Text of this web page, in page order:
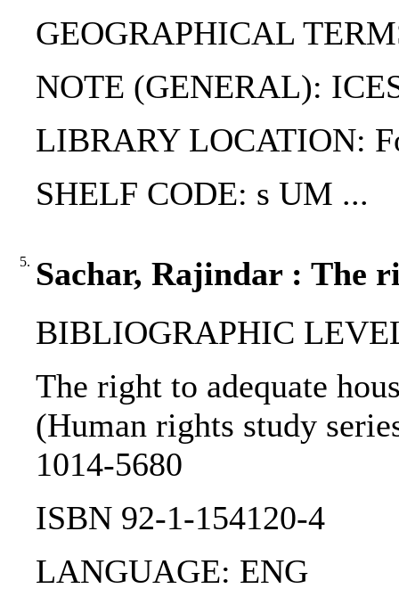
GEOGRAPHICAL
NOTE (GENERAL):
LIBRARY LOCATION:
SHELF CODE: s UM ...
5. Sachar, Rajindar : The
BIBLIOGRAPHIC
The right to adequate
(Human rights study
1014-5680
ISBN 92-1-154120-4
LANGUAGE: ENG